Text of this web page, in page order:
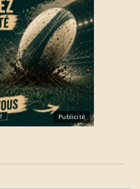
Publicité